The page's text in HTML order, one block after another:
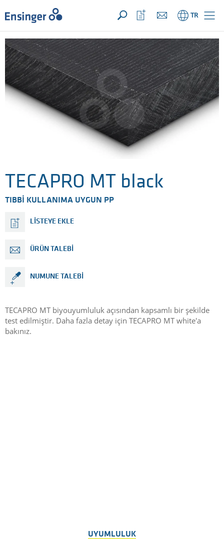
TALEBİNİZ ({{productCount}} ÜRÜNLER) AÇIK
Anasayfa TR
İzleme
listeni
aç
TECAPRO MT black
TIBBI KULLANIMA UYGUN PP
LISTEYE EKLE
ÜRÜN TALEBI
NUMUNE TALEBI
TECAPRO MT biyouyumluluk açısından kapsamlı bir şekilde
test edilmiştir. Daha fazla detay için TECAPRO MT white'a
bakınız.
UYUMLULUK